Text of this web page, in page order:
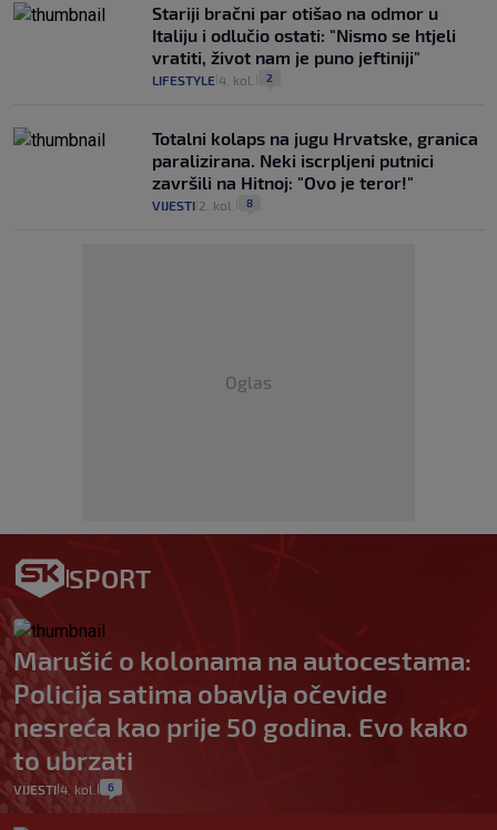
Stariji bračni par otišao na odmor u
Italiju i odlučio ostati: "Nismo se htjeli
vratiti, život nam je puno jeftiniji"
LIFESTYLE 4. kol. 2
Totalni kolaps na jugu Hrvatske, granica
paralizirana. Neki iscrpljeni putnici
završili na Hitnoj: "Ovo je teror!"
VIJESTI 2. kol. 8
Oglas
SPORT
Marušić o kolonama na autocestama:
Policija satima obavlja očevide
nesreća kao prije 50 godina. Evo kako
to ubrzati
VIJESTI 4. kol. 6